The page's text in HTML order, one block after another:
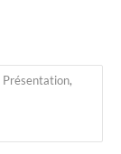
Présentation,